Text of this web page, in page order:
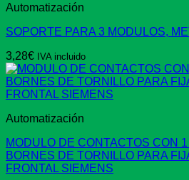
Automatización
SOPORTE PARA 3 MODULOS,
3,28€ IVA incluido
Automatización
MODULO DE CONTACTOS CON
BORNES DE TORNILLO PARA
FRONTAL SIEMENS